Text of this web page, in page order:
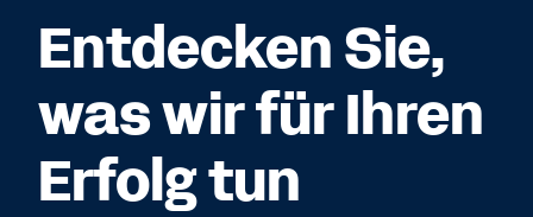
Entdecken Sie,
was wir für Ihren
Erfolg tun